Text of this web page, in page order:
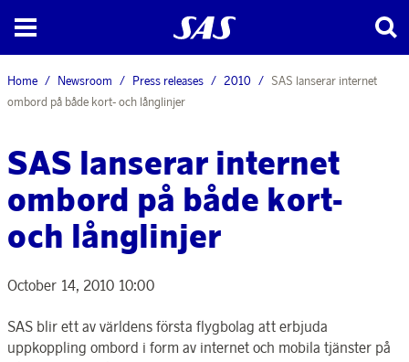
Home Newsroom Press releases 2010
SAS lanserar internet
ombord på både kort- och långlinjer
SAS lanserar internet
ombord på både kort-
och långlinjer
October 14, 2010 10:00
SAS blir ett av världens första flygbolag att erbjuda
uppkoppling ombord i form av internet och mobila tjänster på